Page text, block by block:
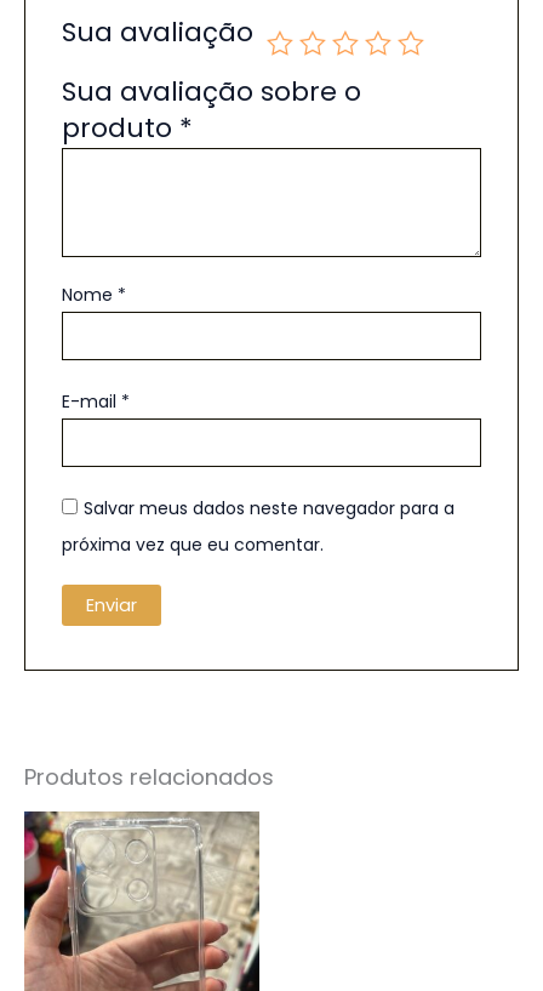
Sua avaliação
Sua avaliação sobre o
produto *
Nome *
E-mail *
Salvar meus dados neste navegador para a
próxima vez que eu comentar.
Produtos relacionados